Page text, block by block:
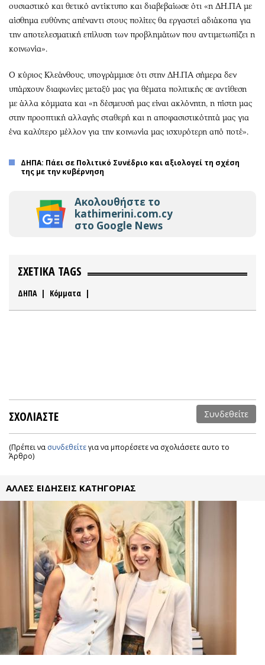
ουσιαστικό και θετικό αντίκτυπο και διαβεβαίωσε ότι «η ΔΗ.ΠΑ με
αίσθημα ευθύνης απέναντι στους πολίτες θα εργαστεί αδιάκοπα για
την αποτελεσματική επίλυση των προβλημάτων που αντιμετωπίζει η
κοινωνία».
Ο κύριος Κλεάνθους, υπογράμμισε ότι στην ΔΗ.ΠΑ σήμερα δεν
υπάρχουν διαφωνίες μεταξύ μας για θέματα πολιτικής σε αντίθεση
με άλλα κόμματα και «η δέσμευσή μας είναι ακλόνητη, η πίστη μας
στην προοπτική αλλαγής σταθερή και η αποφασιστικότητά μας για
ένα καλύτερο μέλλον για την κοινωνία μας ισχυρότερη από ποτέ».
ΔΗΠΑ: Πάει σε Πολιτικό Συνέδριο και αξιολογεί τη σχέση
της με την κυβέρνηση
Ακολουθήστε το
kathimerini.com.cy
στο Google News
ΣΧΕΤΙΚΑ TAGS
ΔΗΠΑ| Κόμματα |
ΣΧΟΛΙΑΣΤΕ Συνδεθείτε
(Πρέπει να συνδεθείτεγια να μπορέσετε να σχολιάσετε αυτο το
Άρθρο)
ΑΛΛΕΣ ΕΙΔΗΣΕΙΣ ΚΑΤΗΓΟΡΙΑΣ